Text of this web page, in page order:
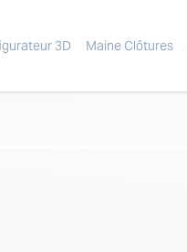
3D Maine Clôtures